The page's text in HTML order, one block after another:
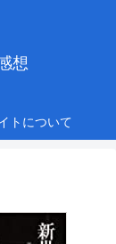
想
トについて